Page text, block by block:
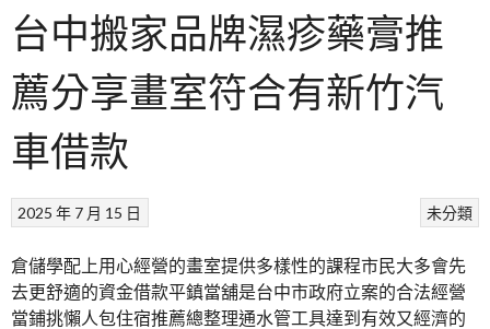
台中搬家品牌濕疹藥膏推
薦分享畫室符合有新竹汽
車借款
未分類
2025 年 7 月 15 日
倉儲學配上用心經營的畫室提供多樣性的課程市民大多會先
去更舒適的資金借款平鎮當舖是台中市政府立案的合法經營
當鋪挑懶人包住宿推薦總整理通水管工具達到有效又經濟的